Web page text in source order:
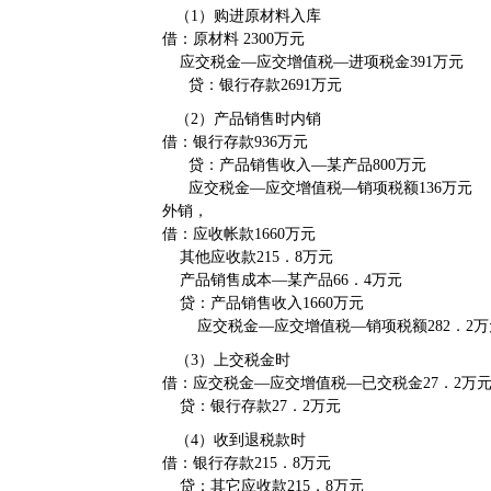
（1）购进原材料入库
借：原材料 2300万元
应交税金—应交增值税—进项税金391万元
贷：银行存款2691万元
（2）产品销售时内销
借：银行存款936万元
贷：产品销售收入—某产品800万元
应交税金—应交增值税—销项税额136万元
外销，
借：应收帐款1660万元
其他应收款215．8万元
产品销售成本—某产品66．4万元
贷：产品销售收入1660万元
应交税金—应交增值税—销项税额282．2万
（3）上交税金时
借：应交税金—应交增值税—已交税金27．2万元
贷：银行存款27．2万元
（4）收到退税款时
借：银行存款215．8万元
贷：其它应收款215．8万元